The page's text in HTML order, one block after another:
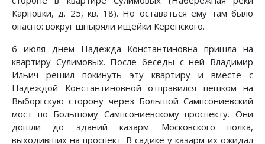
Карповки, д. 25, кв. 18). Но оставаться ему там было
опасно: вокруг шныряли ищейки Керенского.
6 июля днем Надежда Константиновна пришла на
квартиру Сулимовых. После беседы с ней Владимир
Ильич решил покинуть эту квартиру и вместе с
Надеждой Константиновной отправился пешком на
Выборгскую сторону через Большой Сампсониевский
мост по Большому Сампсониевскому проспекту. Они
дошли до зданий казарм Московского полка,
выходивших на проспект. В садике у казарм их ожидал